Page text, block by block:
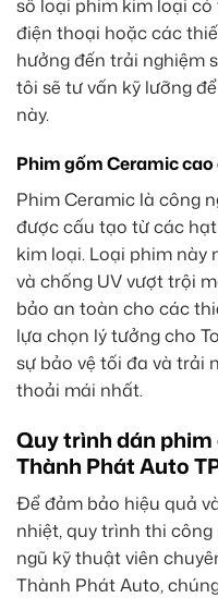
số loại phim kim loại có
điện thoại hoặc các
hưởng đến trải nghiệm
tôi sẽ tư vấn kỹ lưỡng
này.
Phim gốm Ceramic
Phim Ceramic là công
được cấu tạo từ các
kim loại. Loại phim này
và chống UV vượt trội
bảo an toàn cho các
lựa chọn lý tưởng cho
sự bảo vệ tối đa và trải
thoải mái nhất.
Quy trình dán
Thành Phát Auto
Để đảm bảo hiệu quả
nhiệt, quy trình thi
ngũ kỹ thuật viên
Thành Phát Auto,